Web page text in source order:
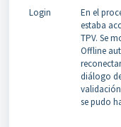
Login
En el
estaba
TPV. Se
Offline
diálogo
se pudo